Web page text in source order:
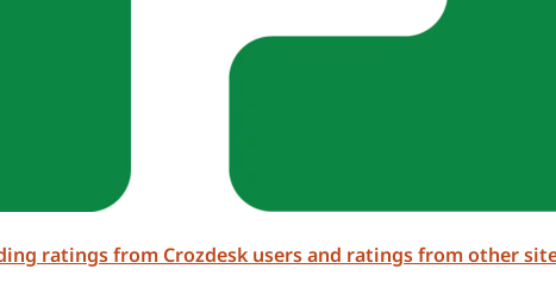
ratings from Crozdesk users and ratings from other